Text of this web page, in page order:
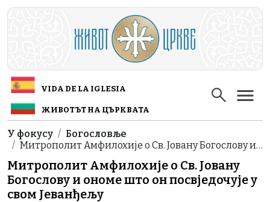
Skip to main content
VIDA DE LA IGLESIA
ЖИВОТЪТ НА ЦЪРКВАТА
Breadcrumb
У фокусу
Богословље
Митрополит Амфилохије о Св. Јовану Богослову и…
Митрополит Амфилохије о Св. Јовану
Богослову и ономе што он посвједочује у
свом Јеванђељу